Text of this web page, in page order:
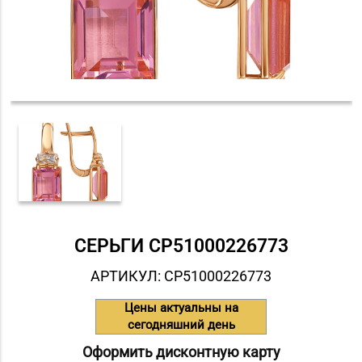
СЕРЬГИ СP51000226773
АРТИКУЛ: СP51000226773
Цены актуальны на
сегодняшний день
Оформить дисконтную карту